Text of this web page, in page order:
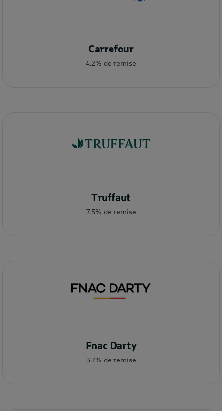
Carrefour
4.2% de remise
Truffaut
7.5% de remise
Fnac Darty
3.7% de remise